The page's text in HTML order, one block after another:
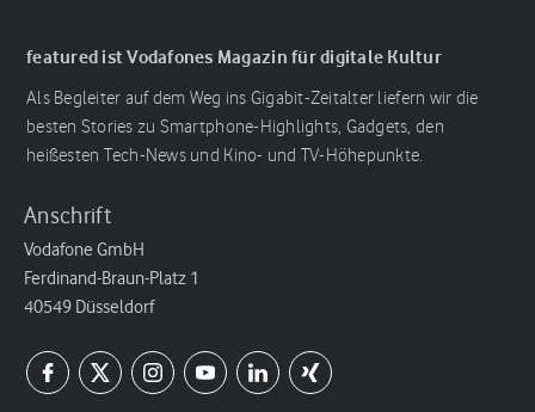
featured ist Vodafones Magazin für digitale Kultur
Als Begleiter auf dem Weg ins Gigabit-Zeitalter liefern wir die
besten Stories zu Smartphone-Highlights, Gadgets, den
heißesten Tech-News und Kino- und TV-Höhepunkte.
Anschrift
Vodafone GmbH
Ferdinand-Braun-Platz 1
40549 Düsseldorf